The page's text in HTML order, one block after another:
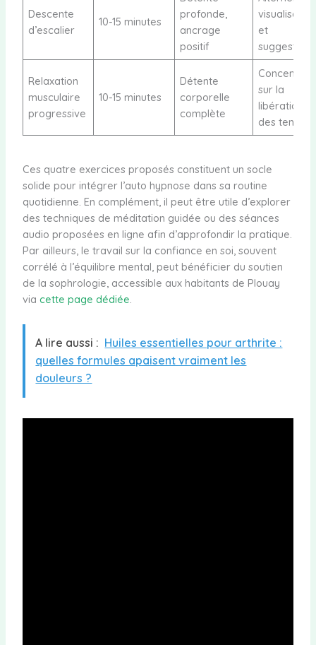
Descente
d’escalier
10-15 minutes
profonde,
ancrage
positif
visualisation
et
suggestions
Relaxation
musculaire
progressive
10-15 minutes
Détente
corporelle
complète
Concentrer
sur la
libération
des
Ces quatre exercices proposés constituent un socle
solide pour intégrer l’auto hypnose dans sa routine
quotidienne. En complément, il peut être utile d’explorer
des techniques de méditation guidée ou des séances
audio proposées en ligne afin d’approfondir la pratique.
Par ailleurs, le travail sur la confiance en soi, souvent
corrélé à l’équilibre mental, peut bénéficier du soutien
de la sophrologie, accessible aux habitants de Plouay
via cette page dédiée.
A lire aussi : Huiles essentielles pour arthrite :
quelles formules apaisent vraiment les
douleurs ?